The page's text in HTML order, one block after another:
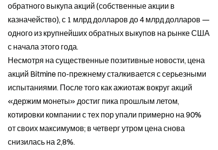
обратного выкупа акций (собственные акции в
казначейство), с 1 млрд долларов до 4 млрд долларов —
одного из крупнейших обратных выкупов на рынке США
с начала этого года.
Несмотря на существенные позитивные новости, цена
акций Bitmine по-прежнему сталкивается с серьезными
испытаниями. После того как ажиотаж вокруг акций
«держим монеты» достиг пика прошлым летом,
котировки компании с тех пор упали примерно на 90%
от своих максимумов; в четверг утром цена снова
снизилась на 2,8%.